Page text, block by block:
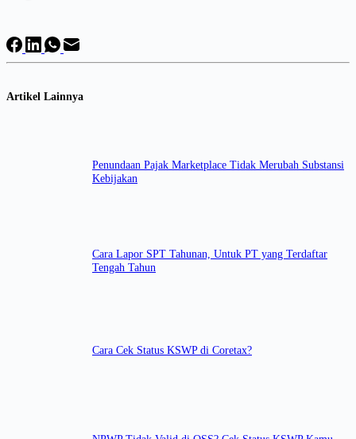
Artikel Lainnya
Penundaan Pajak Marketplace Tidak Merubah Substansi
Kebijakan
Cara Lapor SPT Tahunan, Untuk PT yang Terdaftar
Tengah Tahun
Cara Cek Status KSWP di Coretax?